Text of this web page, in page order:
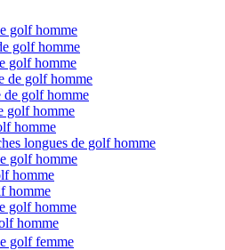
golf homme
golf homme
golf homme
de golf homme
de golf homme
golf homme
homme
longues de golf homme
golf homme
homme
homme
golf homme
homme
golf femme